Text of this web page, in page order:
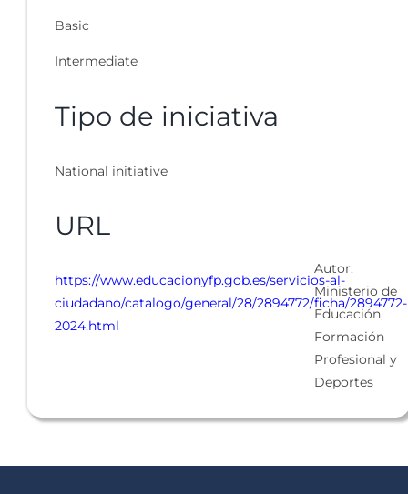
Basic
Intermediate
Tipo de iniciativa
National initiative
URL
https://www.educacionyfp.gob.es/servicios-al-
ciudadano/catalogo/general/28/2894772/ficha/2894772-
2024.html
Autor:
Ministerio de
Educación,
Formación
Profesional y
Deportes